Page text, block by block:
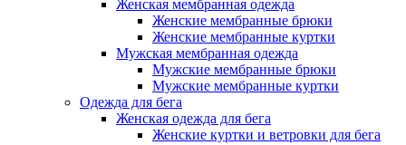
Женская мембранная одежда
Женские мембранные брюки
Женские мембранные куртки
Мужская мембранная одежда
Мужские мембранные брюки
Мужские мембранные куртки
Одежда для бега
Женская одежда для бега
Женские куртки и ветровки для бега